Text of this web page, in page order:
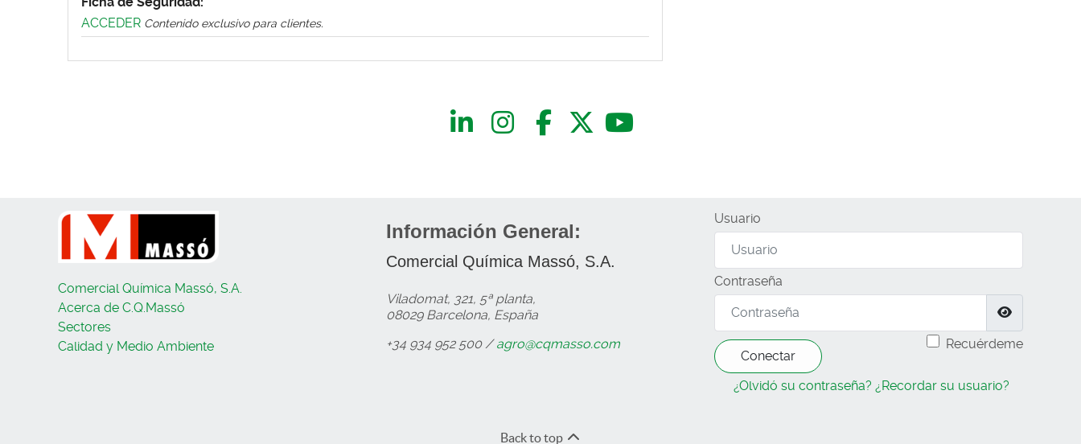
ACCEDER Contenido exclusivo para clientes.
Comercial Química Massó, S.A.
Acerca de C.Q.Massó
Sectores
Calidad y Medio Ambiente
Información General:
Comercial Química Massó, S.A.
Viladomat, 321, 5ª planta,
08029 Barcelona, España
+34 934 952 500 /agro@cqmasso.com
Usuario
Contraseña
Recuérdeme
Conectar
¿Olvidó su contraseña? ¿Recordar su usuario?
Back to top